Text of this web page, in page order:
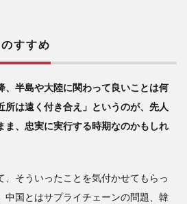
すすめ
、半島や大陸に関わって良いことは何
所は遠く付き合え」というのが、先人
ま、忠実に実行する時期なのかもしれ
、そういったことを気付かせてもらっ
中国とはサプライチェーンの問題、韓